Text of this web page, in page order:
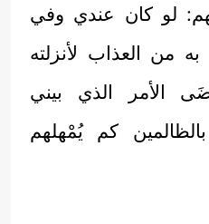
لو كان عندي وفي
من العذاب لأنزلته
الأمر الذي بيني
كم يُمْهلهم